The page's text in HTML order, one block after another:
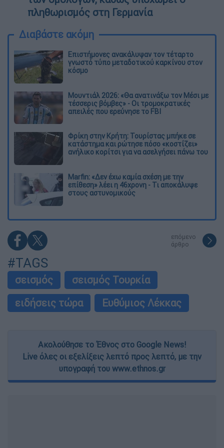
πληθωρισμός στη Γερμανία
Διαβάστε ακόμη
Επιστήμονες ανακάλυψαν τον τέταρτο
γνωστό τύπο μεταδοτικού καρκίνου στον
κόσμο
Μουντιάλ 2026: «Θα ανατινάξω τον Μέσι με
τέσσερις βόμβες» - Οι τρομοκρατικές
απειλές που ερεύνησε το FBI
Φρίκη στην Κρήτη: Τουρίστας μπήκε σε
κατάστημα και ρώτησε πόσο «κοστίζει»
ανήλικο κορίτσι για να ασελγήσει πάνω του
Marfin: «Δεν έχω καμία σχέση με την
επίθεση» λέει η 46χρονη - Τι αποκάλυψε
στους αστυνομικούς
επόμενο
άρθρο
#TAGS
σεισμός
σεισμός Τουρκία
ειδήσεις τώρα
Ευθύμιος Λέκκας
Ακολούθησε το Έθνος στο Google News!
Live όλες οι εξελίξεις λεπτό προς λεπτό, με την
υπογραφή του www.ethnos.gr